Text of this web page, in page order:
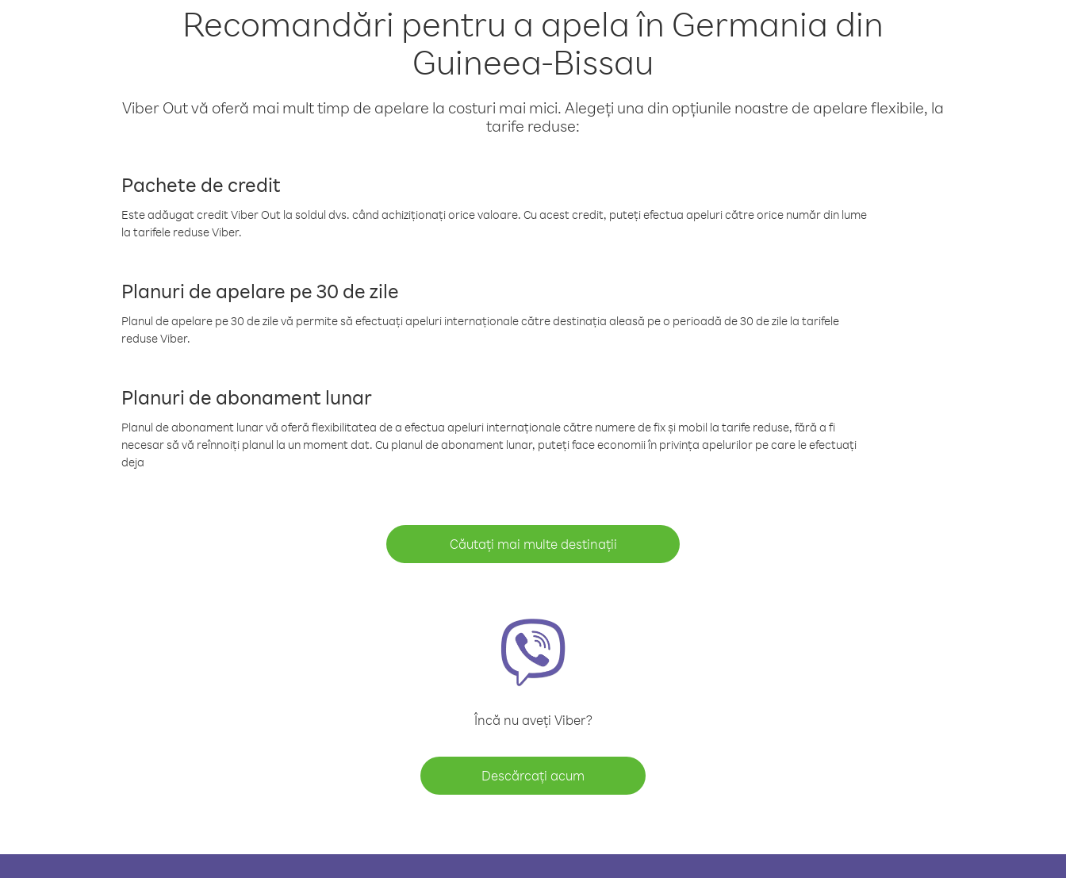
Recomandări pentru a apela în Germania din
Guineea-Bissau
Viber Out vă oferă mai mult timp de apelare la costuri mai mici. Alegeți una din opțiunile noastre de apelare flexibile, la
tarife reduse:
Pachete de credit
Este adăugat credit Viber Out la soldul dvs. când achiziționați orice valoare. Cu acest credit, puteți efectua apeluri către orice număr din lume
la tarifele reduse Viber.
Planuri de apelare pe 30 de zile
Planul de apelare pe 30 de zile vă permite să efectuați apeluri internaționale către destinația aleasă pe o perioadă de 30 de zile la tarifele
reduse Viber.
Planuri de abonament lunar
Planul de abonament lunar vă oferă flexibilitatea de a efectua apeluri internaționale către numere de fix și mobil la tarife reduse, fără a fi
necesar să vă reînnoiți planul la un moment dat. Cu planul de abonament lunar, puteți face economii în privința apelurilor pe care le efectuați
deja
Căutați mai multe destinații
Încă nu aveți Viber?
Descărcați acum